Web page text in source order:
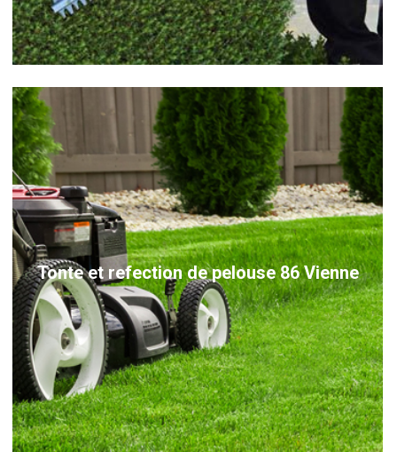
Tonte et refection de pelouse 86 Vienne